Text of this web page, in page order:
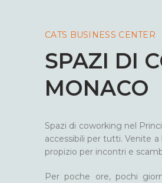
CATS BUSINESS CENTER
SPAZI DI
MONACO
Spazi di coworking nel
accessibili per tutti. Venite
propizio per incontri e
Per poche ore, pochi